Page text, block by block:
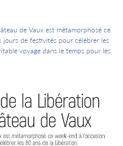
de Vaux est métamorphosé ce
jours de festivités pour célébrer les
voyage dans le temps pour les